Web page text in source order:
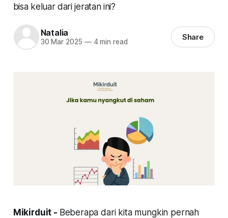
bisa keluar dari jeratan ini?
Natalia
30 Mar 2025 —4 min read Share
Mikirduit - Beberapa dari kita mungkin pernah